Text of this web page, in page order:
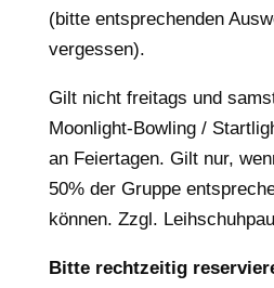
(bitte entsprechenden
vergessen).
Gilt nicht freitags und
Moonlight-Bowling /
an Feiertagen. Gilt nur,
50% der Gruppe
können. Zzgl.
Bitte rechtzeitig